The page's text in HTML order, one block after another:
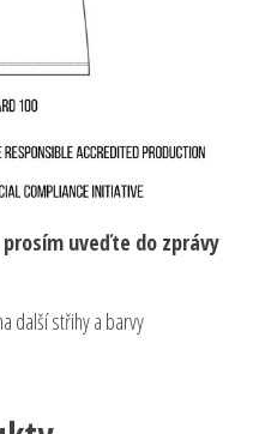
uveďte do zprávy
další střihy a barvy